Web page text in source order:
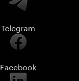
Telegram
Facebook